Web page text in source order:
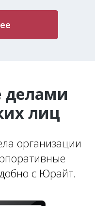
делами
лиц
организации
с Юрайт.